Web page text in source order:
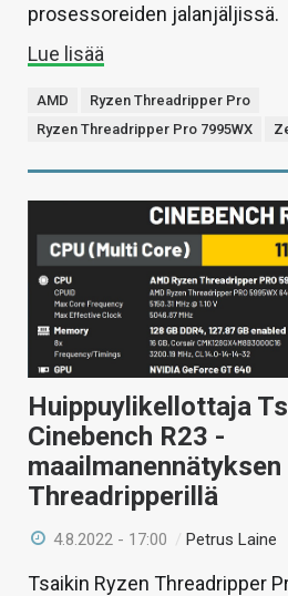
prosessoreiden jalanjäljissä.
Lue lisää
AMD
Ryzen Threadripper Pro
Ryzen Threadripper Pro 7995WX
Huippuylikellottaja
Cinebench R23 -
maailmanennätyksen
Threadripperillä
4.8.2022 - 17:00 /Petrus Laine
Tsaikin Ryzen Threadripper